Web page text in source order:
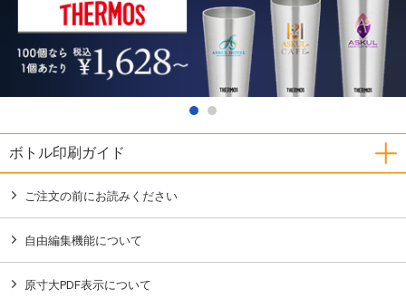
ボトル印刷ガイド
ご注文の前にお読みください
自由編集機能について
原寸大PDF表示について